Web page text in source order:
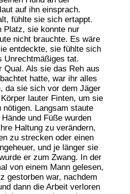
auf ihn einsprach.
fühlte sie sich ertappt.
Platz, sie konnte nur
nicht brauchte. Es wäre
entdeckte, sie fühlte sich
Unrechtmäßiges tat.
Qual. Als sie das Reh aus
hatte, war ihr alles
da sie sich vor dem Jäger
lauter Finten, um sie
Langsam staute
und Füße wurden
Haltung zu verändern,
zu strecken oder einen
und je länger sie
er zum Zwang. In der
von einem Mann gelesen,
gestorben war, nachdem
dann die Arbeit verloren